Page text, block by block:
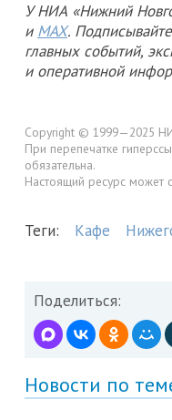
У НИА «Нижний
и MAX.
главных событий,
и оперативной
Copyright © 1999—2025
При перепечатке
обязательна.
Настоящий ресурс может
Теги: Кафе
Поделиться:
Новости по